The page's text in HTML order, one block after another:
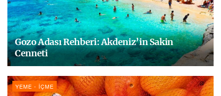
Gozo Adası Rehberi: Akdeniz’in Sakin
Cenneti
YEME - İÇME